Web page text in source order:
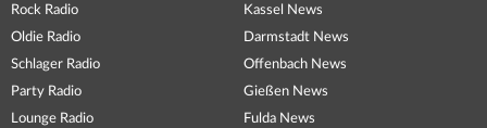
Rock Radio
Oldie Radio
Schlager Radio
Party Radio
Lounge Radio
Kassel News
Darmstadt News
Offenbach News
Gießen News
Fulda News